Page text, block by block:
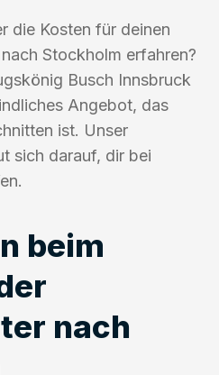
die Kosten für deinen
Stockholm erfahren?
Busch Innsbruck
Angebot, das
ist. Unser
sich darauf, dir bei
beim
nach